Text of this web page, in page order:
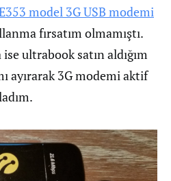
model 3G USB modemi
fırsatım olmamıştı.
ultrabook satın aldığım
ayırarak 3G modemi aktif